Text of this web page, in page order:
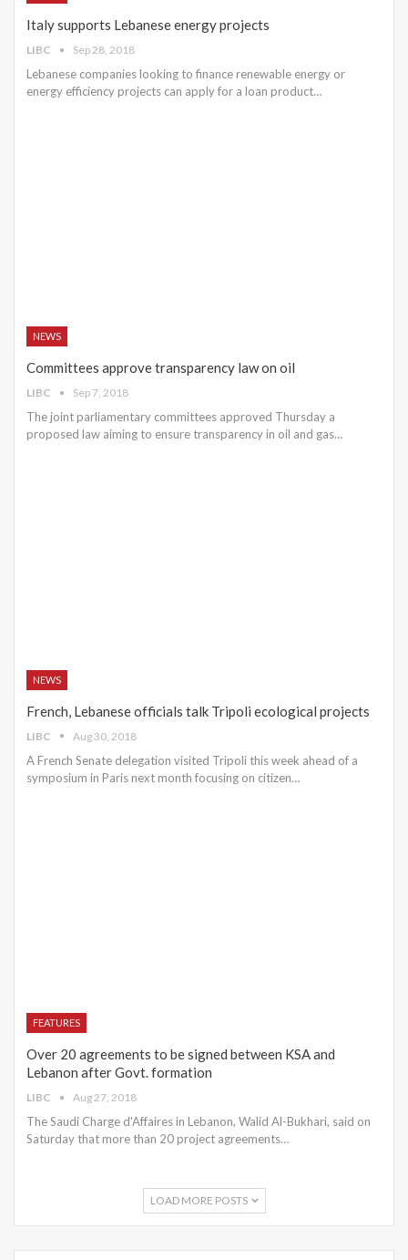
Italy supports Lebanese energy projects
LIBC Sep 28, 2018
Lebanese companies looking to finance renewable energy or
energy efficiency projects can apply for a loan product…
NEWS
Committees approve transparency law on oil
LIBC Sep 7, 2018
The joint parliamentary committees approved Thursday a
proposed law aiming to ensure transparency in oil and gas…
NEWS
French, Lebanese officials talk Tripoli ecological projects
LIBC Aug 30, 2018
A French Senate delegation visited Tripoli this week ahead of a
symposium in Paris next month focusing on citizen…
FEATURES
Over 20 agreements to be signed between KSA and
Lebanon after Govt. formation
LIBC Aug 27, 2018
The Saudi Charge d'Affaires in Lebanon, Walid Al-Bukhari, said on
Saturday that more than 20 project agreements…
LOAD MORE POSTS